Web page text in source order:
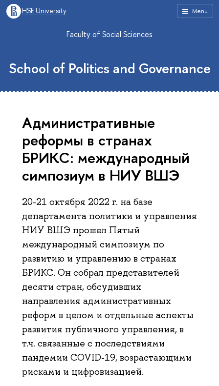
Menu
HSE University
Faculty of Social Sciences
School of Politics and Governance
Административные
реформы в странах
БРИКС: международный
симпозиум в НИУ ВШЭ
20-21 октября 2022 г. на базе
департамента политики и управления
НИУ ВШЭ прошел Пятый
международный симпозиум по
развитию и управлению в странах
БРИКС. Он собрал представителей
десяти стран, обсудивших
направления административных
реформ в целом и отдельные аспекты
развития публичного управления, в
т.ч. связанные с последствиями
пандемии COVID-19, возрастающими
рисками и цифровизацией.